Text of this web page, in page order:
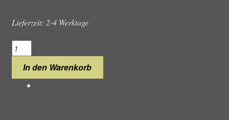
Lieferzeit: 2-4 Werktage
Guess
Array
GW0471L2
Damenuhr
In den Warenkorb